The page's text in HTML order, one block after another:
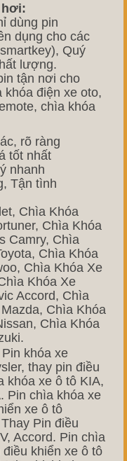
hơi:
dùng pin
dụng cho các
Quý
lượng.
tận nơi cho
khóa điện xe oto,
chìa khóa
rõ ràng
tốt nhất
nhanh
Tận tình
Chìa Khóa
Chìa Khóa
Camry, Chìa
Chìa Khóa
Chìa Khóa Xe
Khóa Xe
Accord, Chìa
Chìa Khóa
Chìa Khóa
khóa xe
thay pin điều
khóa xe ô tô KIA,
Pin chìa khóa xe
xe ô tô
Pin điều
Accord. Pin chìa
khiển xe ô tô